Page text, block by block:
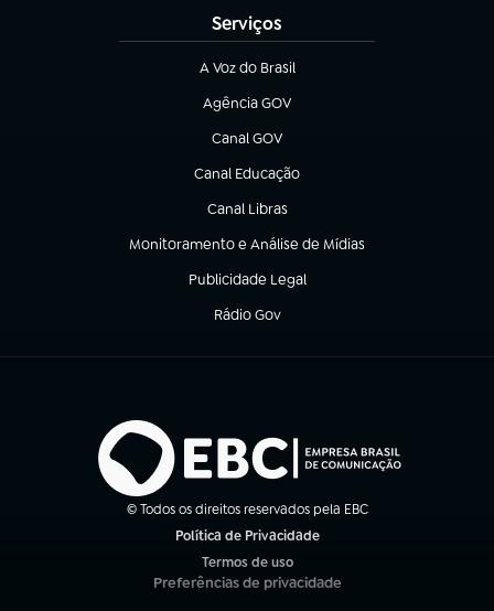
Serviços
A Voz do Brasil
(abre em nova aba)
Agência GOV
(abre em nova aba)
Canal GOV
(abre em nova aba)
Canal Educação
(abre em nova aba)
Canal Libras
(abre em nova aba)
Monitoramento e Análise de Mídias
(abre em nova aba)
Publicidade Legal
(abre em nova aba)
Rádio Gov
(abre em nova aba)
© Todos os direitos reservados pela EBC
Política de Privacidade
Termos de uso
(abre em nova aba)
Preferências de privacidade